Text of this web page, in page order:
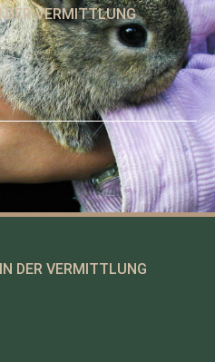
DER VERMITTLUNG
DER VERMITTLUNG